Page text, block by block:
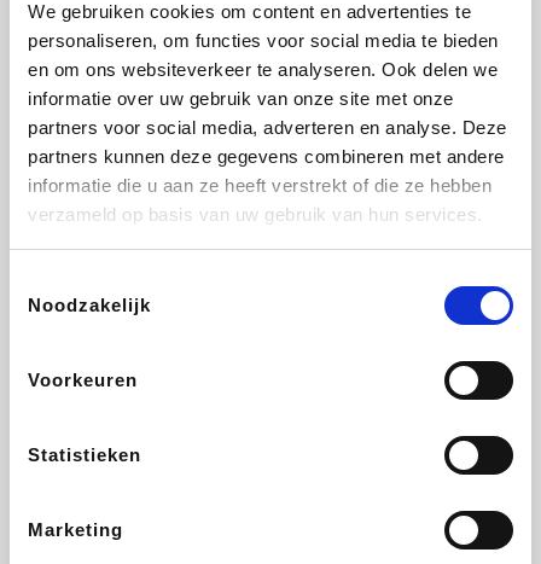
We gebruiken cookies om content en advertenties te
personaliseren, om functies voor social media te bieden
en om ons websiteverkeer te analyseren. Ook delen we
informatie over uw gebruik van onze site met onze
partners voor social media, adverteren en analyse. Deze
partners kunnen deze gegevens combineren met andere
informatie die u aan ze heeft verstrekt of die ze hebben
verzameld op basis van uw gebruik van hun services.
Noodzakelijk
Voorkeuren
Statistieken
Marketing
Vidaxl Lampenlicht.be Plopsa Adidas
All Accor
DectDirect
SupraBazar